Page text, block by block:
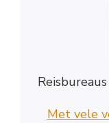
Reisbureaus
Met vele